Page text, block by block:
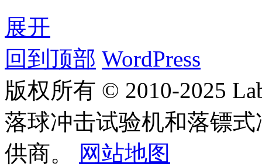
展开
回到顶部 WordPress
版权所有 © 2010-2025
落球冲击试验机和落镖
供商。
网站地图